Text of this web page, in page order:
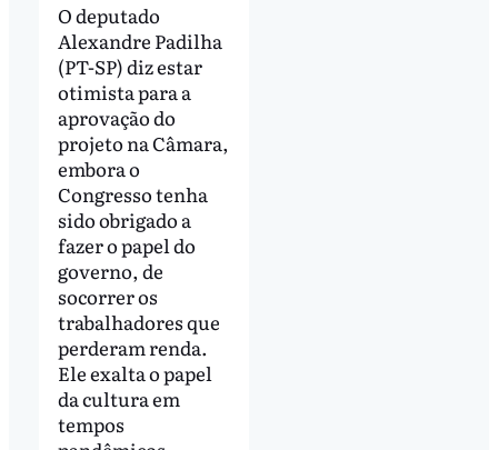
O deputado
Alexandre Padilha
(PT-SP) diz estar
otimista para a
aprovação do
projeto na Câmara,
embora o
Congresso tenha
sido obrigado a
fazer o papel do
governo, de
socorrer os
trabalhadores que
perderam renda.
Ele exalta o papel
da cultura em
tempos